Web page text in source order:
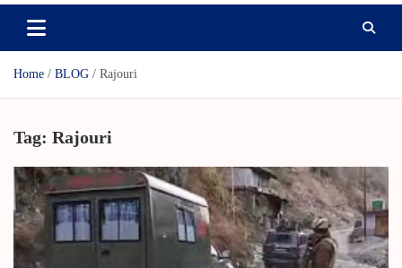
Home BLOG Rajouri
Tag: Rajouri